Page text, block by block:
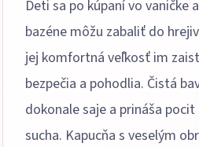
Deti sa po kúpaní vo vaničke
bazéne môžu zabaliť do
jej komfortná veľkosť im
bezpečia a pohodlia. Čistá
dokonale saje a prináša pocit
sucha. Kapucňa s veselým